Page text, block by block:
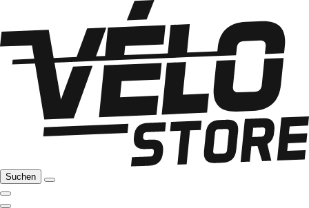
Suchen